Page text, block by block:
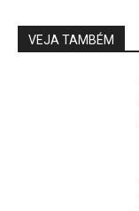
VEJA TAMBÉM